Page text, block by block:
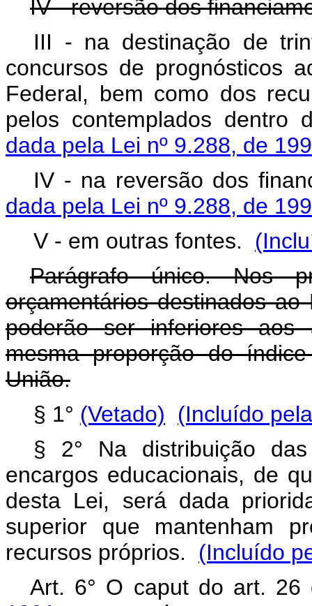
IV - reversão dos
III - na destinação de
concursos de prognósticos
Federal, bem como dos
pelos contemplados
dada pela Lei nº 9.288, de
IV - na reversão dos
dada pela Lei nº 9.288, de
V - em outras fontes.
Parágrafo único. Nos
orçamentários destinados
poderão ser inferiores aos
mesma proporção do
União.
§ 1° (Vetado)
(Incluído
§ 2° Na distribuição
encargos educacionais, de
desta Lei, será dada
superior que mantenham
recursos próprios. (Incluído
Art. 6° O caput do art.